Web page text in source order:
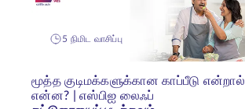
5 நிமிட வாசிப்பு
மூத்த குடிமக்களுக்கான காப்பீடு என்றால்
என்ன? | எஸ்பிஐ லைஃப்